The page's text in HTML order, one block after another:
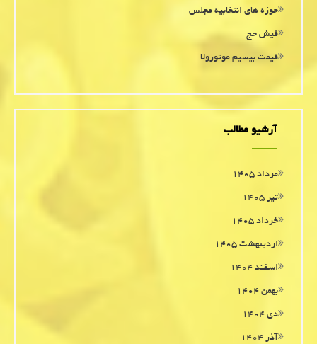
حوزه های انتخابیه مجلس
فیش حج
قیمت بیسیم موتورولا
آرشیو مطالب
مرداد ۱۴۰۵
تیر ۱۴۰۵
خرداد ۱۴۰۵
اردیبهشت ۱۴۰۵
اسفند ۱۴۰۴
بهمن ۱۴۰۴
دی ۱۴۰۴
آذر ۱۴۰۴